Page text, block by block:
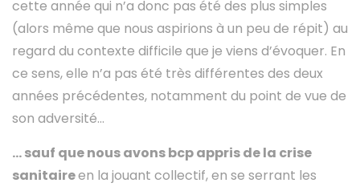
cette année qui n’a donc pas été des plus simples
(alors même que nous aspirions à un peu de répit) au
regard du contexte difficile que je viens d’évoquer. En
ce sens, elle n’a pas été très différentes des deux
années précédentes, notamment du point de vue de
son adversité…
… sauf que nous avons bcp appris de la crise
sanitaireen la jouant collectif, en se serrant les